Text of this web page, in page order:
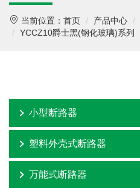
当前位置： 首页 产品中心
YCCZ10爵士黑(钢化玻璃)系列
小型断路器
塑料外壳式断路器
万能式断路器